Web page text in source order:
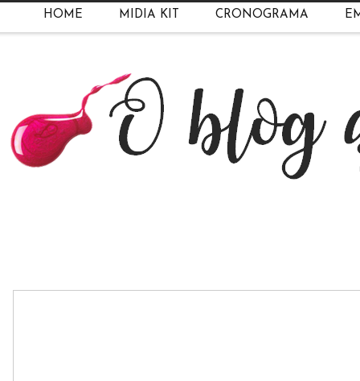
HOME MIDIA KIT CRONOGRAMA